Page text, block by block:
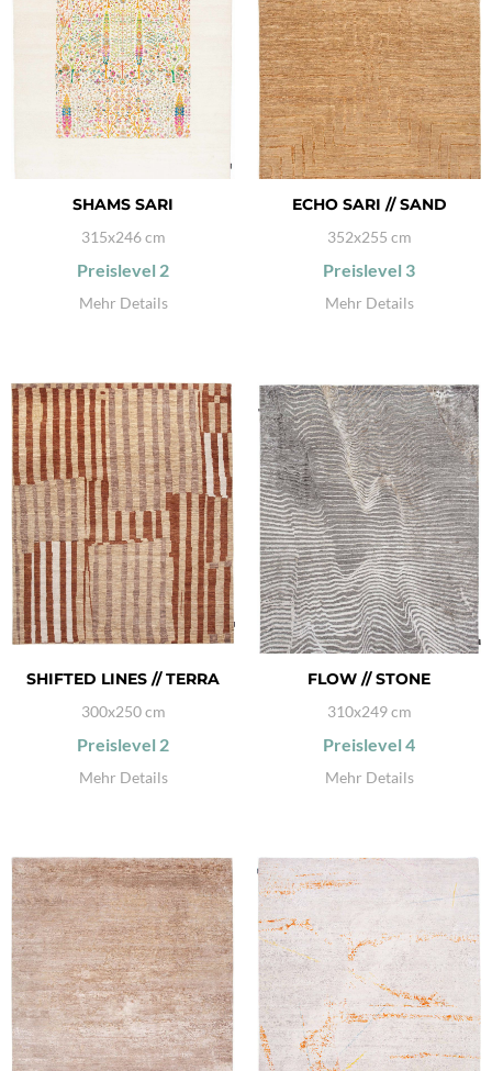
SHAMS SARI
315x246 cm
Preislevel 2
Mehr Details
ECHO SARI // SAND
352x255 cm
Preislevel 3
Mehr Details
SHIFTED LINES // TERRA
300x250 cm
Preislevel 2
Mehr Details
FLOW // STONE
310x249 cm
Preislevel 4
Mehr Details